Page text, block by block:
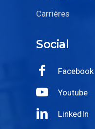
Carrières
Social
Facebook
Youtube
LinkedIn